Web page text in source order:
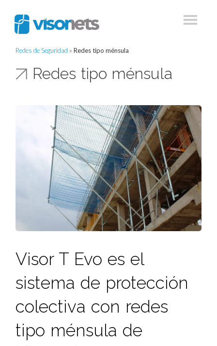
Redes de Seguridad » Redes tipo ménsula
Redes tipo ménsula
Visor T Evo es el
sistema de protección
colectiva con redes
tipo ménsula de